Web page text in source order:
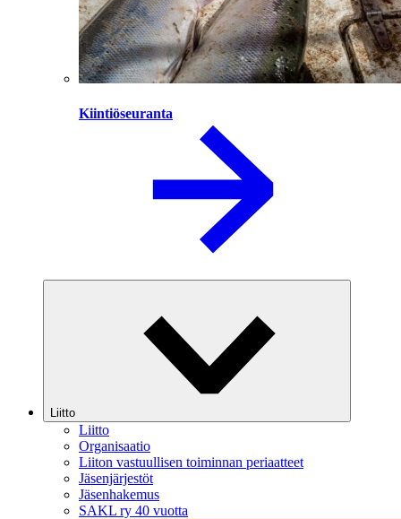
Kiintiöseuranta
Liitto
Liitto
Organisaatio
Liiton vastuullisen toiminnan periaatteet
Jäsenjärjestöt
Jäsenhakemus
SAKL ry 40 vuotta